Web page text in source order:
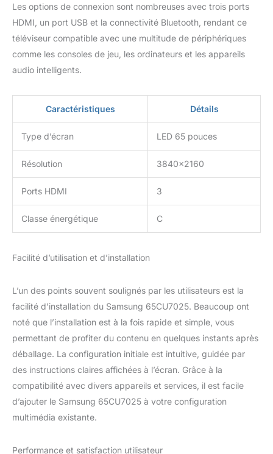
Les options de connexion sont nombreuses avec trois ports
HDMI, un port USB et la connectivité Bluetooth, rendant ce
téléviseur compatible avec une multitude de périphériques
comme les consoles de jeu, les ordinateurs et les appareils
audio intelligents.
Caractéristiques Détails
Type d’écran LED 65 pouces
Résolution 3840×2160
Ports HDMI 3
Classe énergétique C
Facilité d’utilisation et d’installation
L’un des points souvent soulignés par les utilisateurs est la
facilité d’installation du Samsung 65CU7025. Beaucoup ont
noté que l’installation est à la fois rapide et simple, vous
permettant de profiter du contenu en quelques instants après
déballage. La configuration initiale est intuitive, guidée par
des instructions claires affichées à l’écran. Grâce à la
compatibilité avec divers appareils et services, il est facile
d’ajouter le Samsung 65CU7025 à votre configuration
multimédia existante.
Performance et satisfaction utilisateur